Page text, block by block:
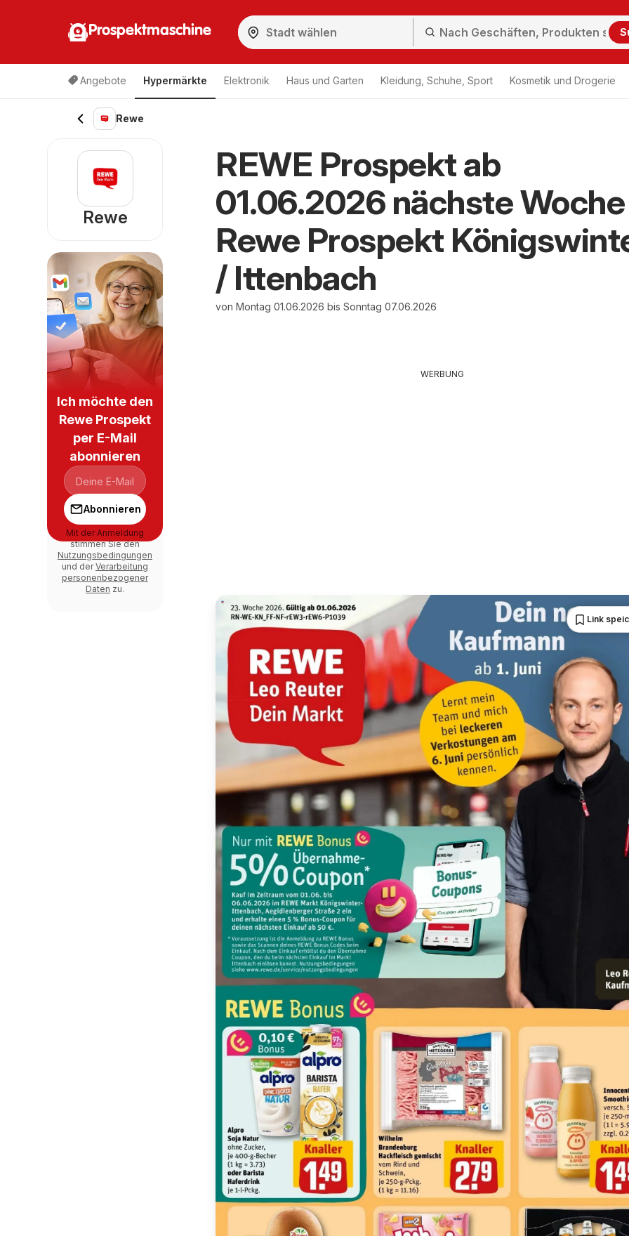
Prospektmaschine
Angebote Hypermärkte Elektronik Haus und Garten Kleidung, Schuhe, Sport Kosmetik und Drogerie
Rewe
REWE Prospekt ab
01.06.2026 nächste
Rewe Prospekt
/ Ittenbach
von Montag 01.06.2026 bis Sonntag 07.06.2026
WERBUNG
Link
Rewe
Ich möchte den
Rewe Prospekt
per E-Mail
abonnieren
Abonnieren
Mit der Anmeldung
stimmen Sie den
Nutzungsbedingungen
und derVerarbeitung
personenbezogener
Daten zu.